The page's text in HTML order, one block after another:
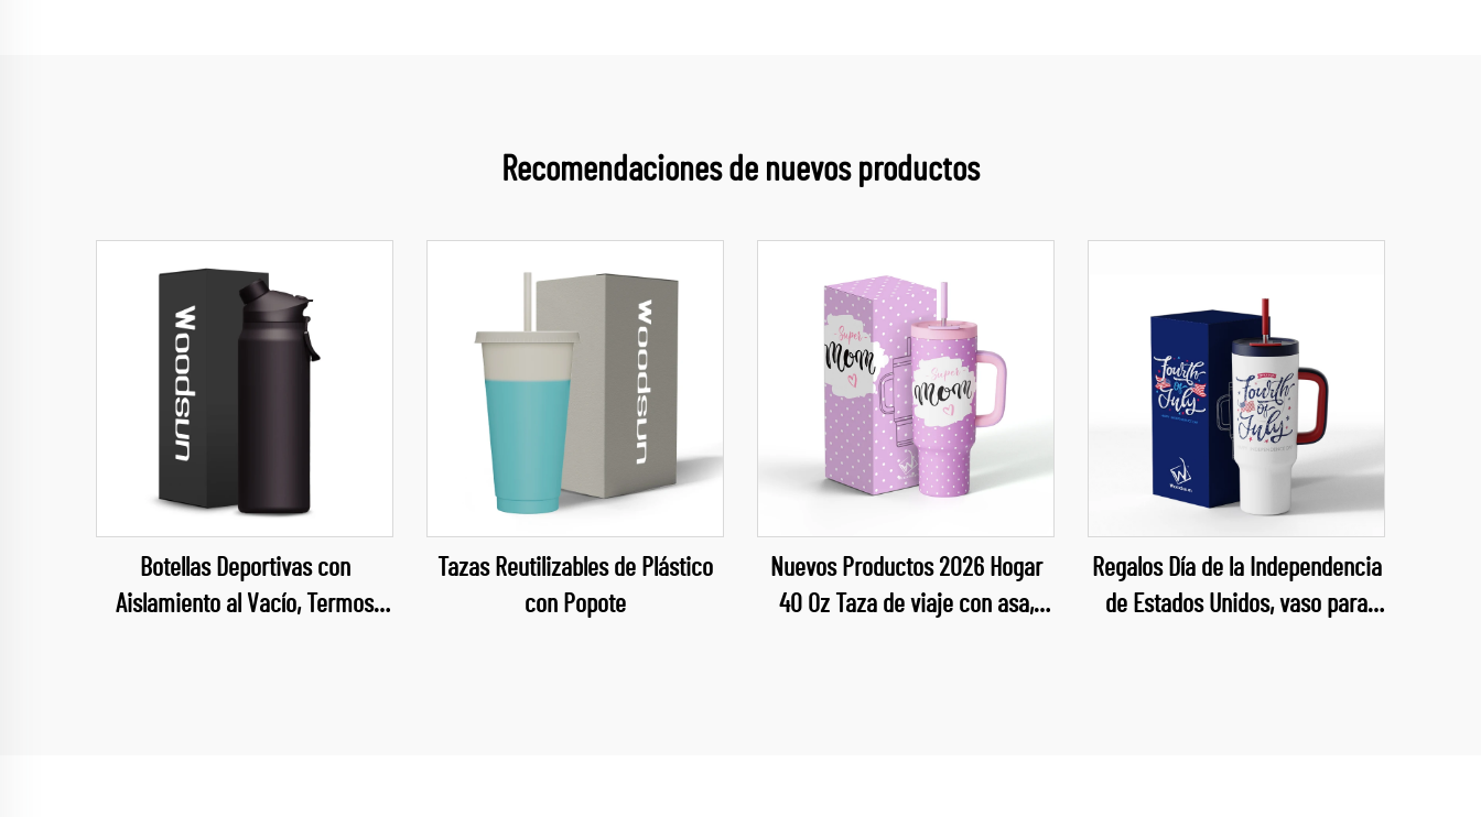
Recomendaciones de nuevos productos
Botellas Deportivas con
Aislamiento al Vacío, Termos
Tazas Reutilizables de Plástico
con Popote
Nuevos Productos 2026 Hogar
40 Oz Taza de viaje con asa,
Regalos Día de la Independencia
de Estados Unidos, vaso para